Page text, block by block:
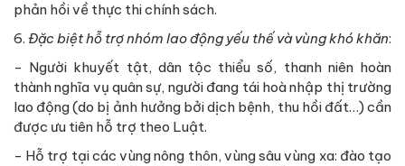
phản hồi về thực thi chính sách.
6. Đặc biệt hỗ trợ nhóm lao động yếu thế và vùng khó khăn:
- Người khuyết tật, dân tộc thiểu số, thanh niên hoàn
thành nghĩa vụ quân sự, người đang tái hoà nhập thị trường
lao động (do bị ảnh hưởng bởi dịch bệnh, thu hồi đất…) cần
được ưu tiên hỗ trợ theo Luật.
- Hỗ trợ tại các vùng nông thôn, vùng sâu vùng xa: đào tạo